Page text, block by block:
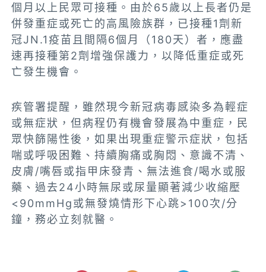
個月以上民眾可接種。由於65歲以上長者仍是
併發重症或死亡的高風險族群，已接種1劑新
冠JN.1疫苗且間隔6個月（180天）者，應盡
速再接種第2劑增強保護力，以降低重症或死
亡發生機會。
疾管署提醒，雖然現今新冠病毒感染多為輕症
或無症狀，但病程仍有機會發展為中重症，民
眾快篩陽性後，如果出現重症警示症狀，包括
喘或呼吸困難、持續胸痛或胸悶、意識不清、
皮膚/嘴唇或指甲床發青、無法進食/喝水或服
藥、過去24小時無尿或尿量顯著減少收縮壓
<90mmHg或無發燒情形下心跳>100次/分
鐘，務必立刻就醫。